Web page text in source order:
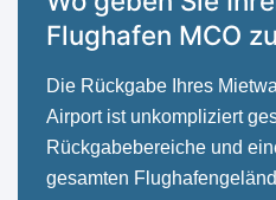
Flughafen MCO
Die Rückgabe Ihres
Airport ist unkompliziert
Rückgabebereiche und
gesamten